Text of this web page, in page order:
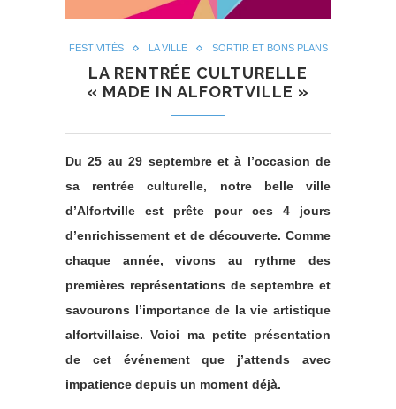
FESTIVITÉS LA VILLE SORTIR ET BONS PLANS
LA RENTRÉE CULTURELLE
« MADE IN ALFORTVILLE »
Du 25 au 29 septembre et à l’occasion de
sa rentrée culturelle, notre belle ville
d’Alfortville est prête pour ces 4 jours
d’enrichissement et de découverte. Comme
chaque année, vivons au rythme des
premières représentations de septembre et
savourons l’importance de la vie artistique
alfortvillaise. Voici ma petite présentation
de cet événement que j’attends avec
impatience depuis un moment déjà.